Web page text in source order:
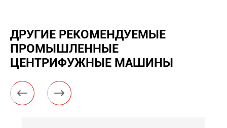
ДРУГИЕ РЕКОМЕНДУЕМЫЕ
ПРОМЫШЛЕННЫЕ
ЦЕНТРИФУЖНЫЕ МАШИНЫ
 